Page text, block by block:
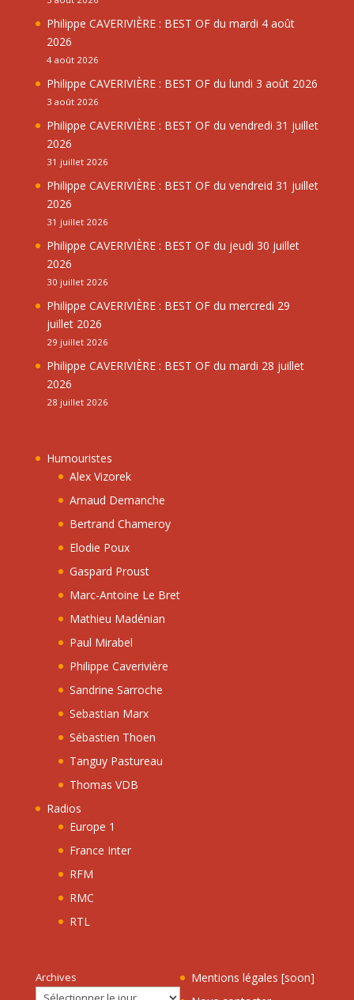
Philippe CAVERIVIÈRE : BEST OF du mardi 4 août
2026
4 août 2026
Philippe CAVERIVIÈRE : BEST OF du lundi 3 août 2026
3 août 2026
Philippe CAVERIVIÈRE : BEST OF du vendredi 31 juillet
2026
31 juillet 2026
Philippe CAVERIVIÈRE : BEST OF du vendreid 31 juillet
2026
31 juillet 2026
Philippe CAVERIVIÈRE : BEST OF du jeudi 30 juillet
2026
30 juillet 2026
Philippe CAVERIVIÈRE : BEST OF du mercredi 29
juillet 2026
29 juillet 2026
Philippe CAVERIVIÈRE : BEST OF du mardi 28 juillet
2026
28 juillet 2026
Humouristes
Alex Vizorek
Arnaud Demanche
Bertrand Chameroy
Elodie Poux
Gaspard Proust
Marc-Antoine Le Bret
Mathieu Madénian
Paul Mirabel
Philippe Caverivière
Sandrine Sarroche
Sebastian Marx
Sébastien Thoen
Tanguy Pastureau
Thomas VDB
Radios
Europe 1
France Inter
RFM
RMC
RTL
Archives
Mentions légales [soon]